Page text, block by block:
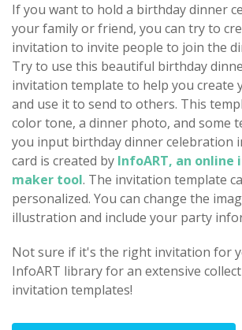
If you want to hold a birthday dinner
your family or friend, you can try to
invitation to invite people to join the
Try to use this beautiful birthday
invitation template to help you create
and use it to send to others. This
color tone, a dinner photo, and some
you input birthday dinner celebration
card is created by InfoART, an
maker tool. The invitation template
personalized. You can change the
illustration and include your party
Not sure if it's the right invitation for
InfoART library for an extensive
invitation templates!